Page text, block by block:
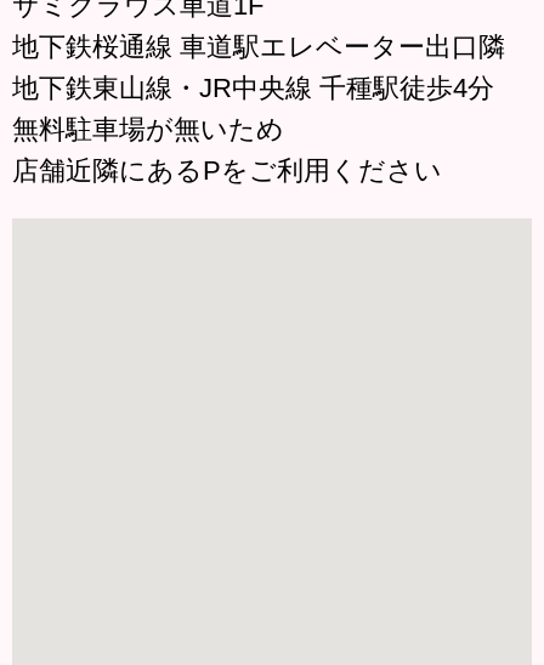
地下鉄桜通線 車道駅エレベーター出口隣
地下鉄東山線・JR中央線 千種駅徒歩4分
無料駐車場が無いため
店舗近隣にあるPをご利用ください